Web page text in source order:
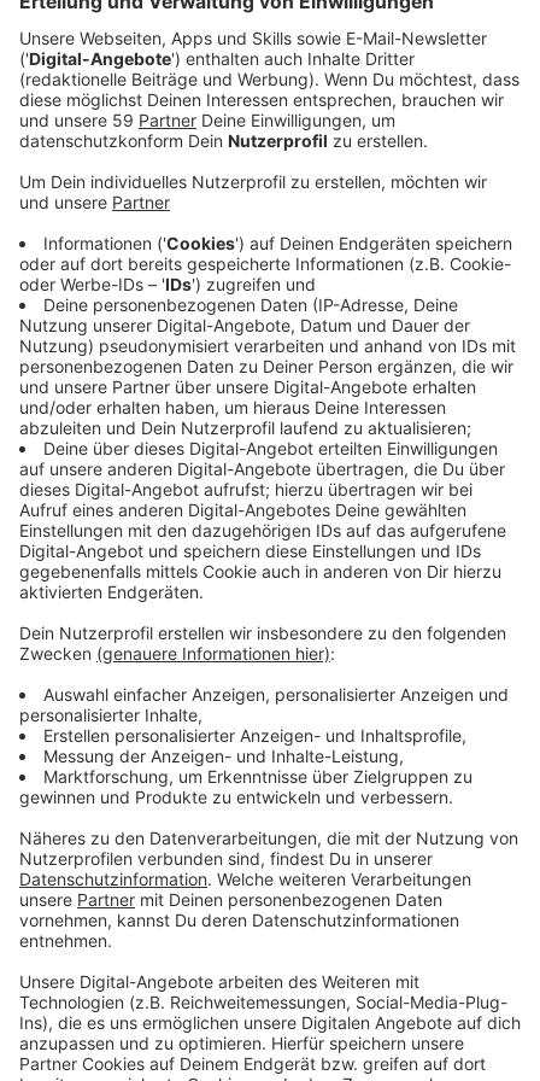
"Ich wollte dieses Jahr ein Themenalbum machen.
Entweder eine Platte mit Kinderliedern oder nach 17
lange kein neues Album veröffentlicht habe, aber auch
müssen, in der wir gerade leben. Klima- und
Energiekrise, Pandemie, Kriege, Überkonsum… Viel zu
viele Krisen auf der Welt. Ich sehne mich nach
Leichtigkeit, Spaß, nach Aufrichtigkeit und Wärme. .",
sagt Sarah Connor über ihr neues Album "Not So Silent
Night". Gesagt getan. Rausgekommen ist ein Album
zwischen wilden Pop-Rock, souligen
Weihnachtsmelodien und der "Ich liege vollgefressen
und glücklich unter dem Weihnachtsbaum"-Ballade.
Anzeige
Wir benötigen Ihre
Zustimmung, um den YouTube
Video-Service zu laden!
Wir verwenden einen Service eines
Drittanbieters, um Videoinhalte
einzubetten. Dieser Service kann
Daten zu Ihren Aktivitäten
Details durch und stimmen Sie der
Nutzung des Service zu, um dieses
Video anzusehen.